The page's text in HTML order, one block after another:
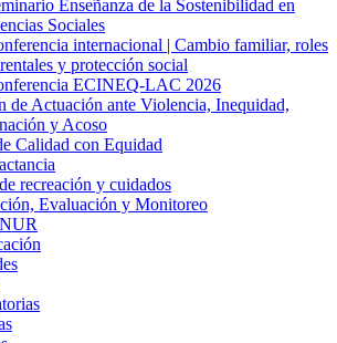
Enseñanza de la Sostenibilidad en
Sociales
internacional | Cambio familiar, roles
y protección social
ECINEQ-LAC 2026
de Actuación ante Violencia, Inequidad,
y Acoso
Calidad con Equidad
recreación y cuidados
Evaluación y Monitoreo